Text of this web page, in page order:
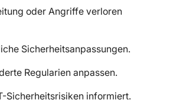
oder Angriffe verloren
Sicherheitsanpassungen.
Regularien anpassen.
Sicherheitsrisiken informiert.